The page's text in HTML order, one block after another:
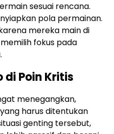
sesuai rencana.
pola permainan.
mereka main di
fokus pada
di Poin Kritis
menegangkan,
harus ditentukan
genting tersebut,